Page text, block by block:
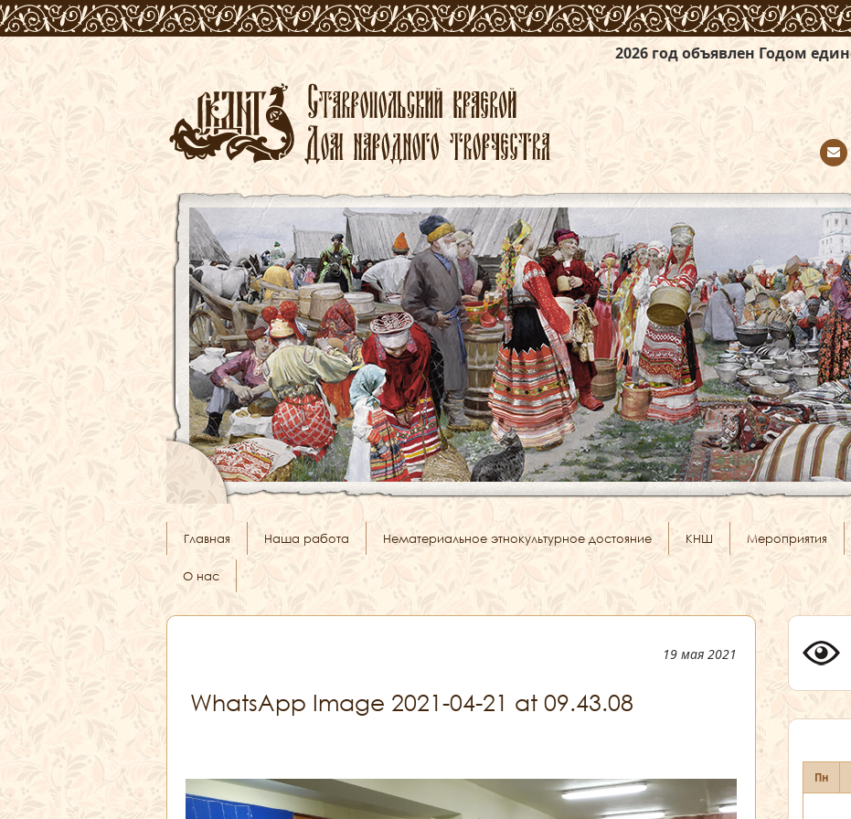
2026 год объявлен Годом единства народов
tact
Главная Наша работа Нематериальное этнокультурное достояние КНШ Мероприятия
О нас
19 мая 2021
WhatsApp Image 2021-04-21 at 09.43.08
Пн